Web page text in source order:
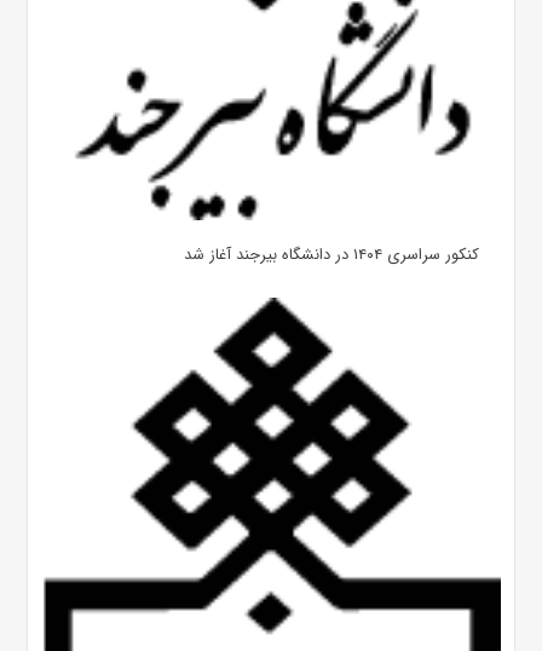
کنکور سراسری ۱۴۰۴ در دانشگاه بیرجند آغاز شد